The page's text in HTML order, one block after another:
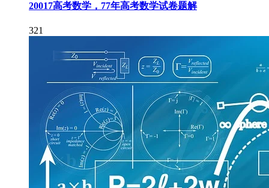
20017高考数学，77年高考数学试卷题解
321